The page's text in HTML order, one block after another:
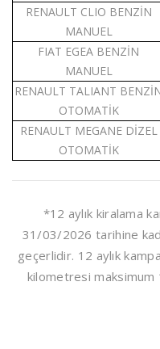
RENAULT CLIO BENZİN
MANUEL
FIAT EGEA BENZİN
MANUEL
RENAULT TALIANT
OTOMATİK
RENAULT MEGANE DİZEL
OTOMATİK
*12 aylık kiralama
31/03/2026 tarihine
geçerlidir. 12 aylık
kilometresi maksimum